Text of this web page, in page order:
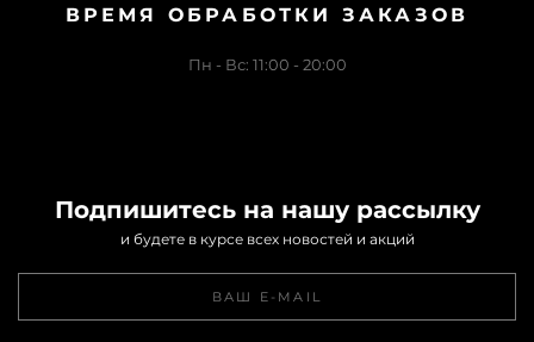
ВРЕМЯ ОБРАБОТКИ ЗАКАЗОВ
Пн - Вс: 11:00 - 20:00
Подпишитесь на нашу рассылку
и будете в курсе всех новостей и акций